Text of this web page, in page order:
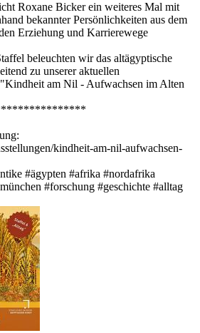
Roxane Bicker ein weiteres Mal mit
bekannter Persönlichkeiten aus dem
Erziehung und Karrierewege
beleuchten wir das altägyptische
zu unserer aktuellen
"Kindheit am Nil - Aufwachsen im Alten
kindheit-am-nil-aufwachsen-
#ägypten #afrika #nordafrika
#forschung #geschichte #alltag